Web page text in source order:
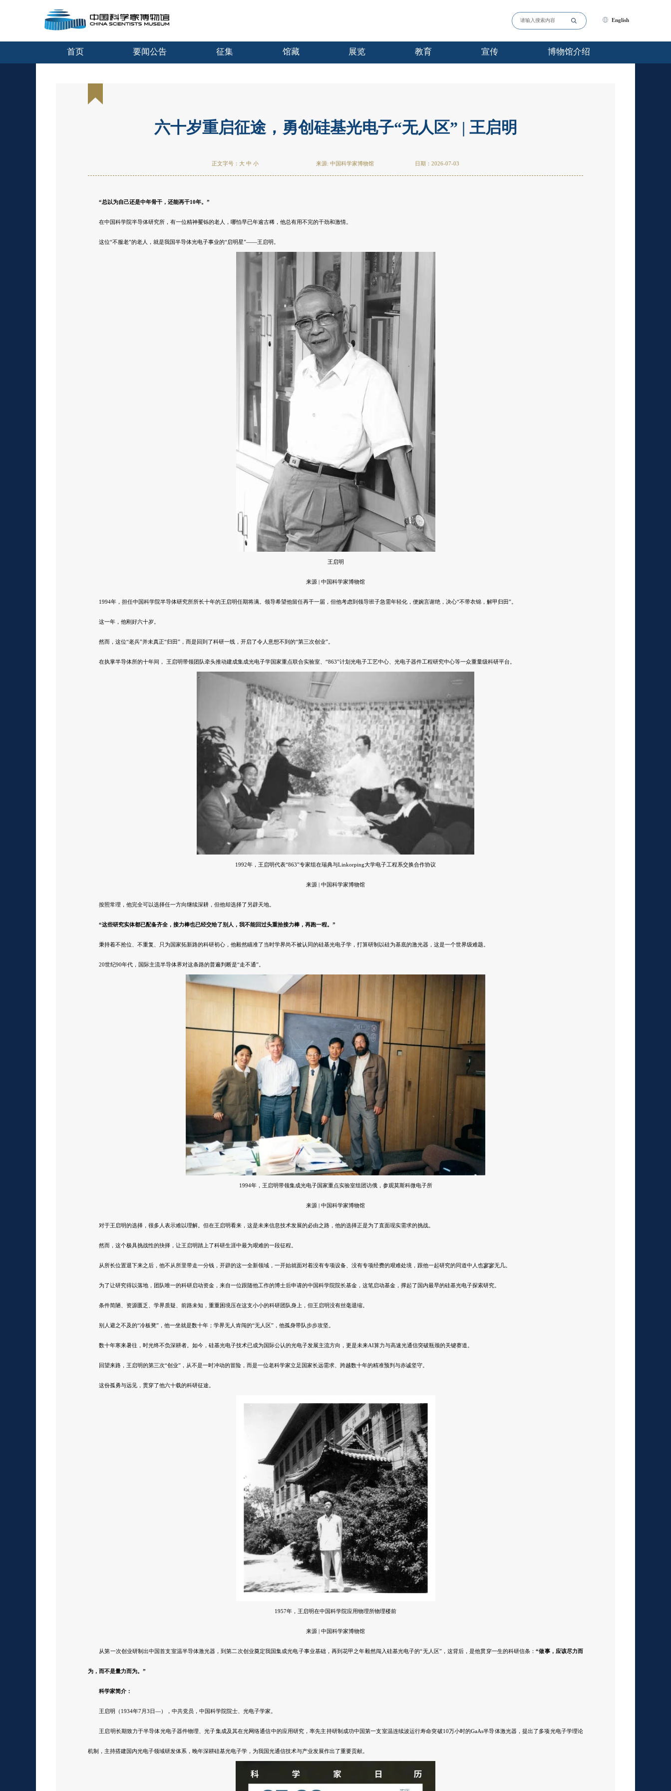
English
首页 要闻公告 征集 馆藏 展览 教育 宣传 博物馆介绍
六十岁重启征途，勇创硅基光电子“无人区” | 王启明
日期：2026-07-03
来源: 中国科学家博物馆
正文字号： 大 中 小
“总以为自己还是中年骨干，还能再干10年。”
在中国科学院半导体研究所，有一位精神矍铄的老人，哪怕早已年逾古稀，他总有用不完的干劲和激情。
这位“不服老”的老人，就是我国半导体光电子事业的“启明星”——王启明。
王启明
来源 | 中国科学家博物馆
1994年，担任中国科学院半导体研究所所长十年的王启明任期将满。领导希望他留任再干一届，但他考虑到领导班子急需年轻化，便婉言谢绝，决心“不带衣锦，解甲归田”。
这一年，他刚好六十岁。
然而，这位“老兵”并未真正“归田”，而是回到了科研一线，开启了令人意想不到的“第三次创业”。
在执掌半导体所的十年间， 王启明带领团队牵头推动建成集成光电子学国家重点联合实验室、“863”计划光电子工艺中心、光电子器件工程研究中心等一众重量级科研平台。
1992年，王启明代表“863”专家组在瑞典与Linkorping大学电子工程系交换合作协议
来源 | 中国科学家博物馆
按照常理，他完全可以选择任一方向继续深耕，但他却选择了另辟天地。
“这些研究实体都已配备齐全，接力棒也已经交给了别人，我不能回过头重拾接力棒，再跑一程。”
秉持着不抢位、不重复、只为国家拓新路的科研初心，他毅然瞄准了当时学界尚不被认同的硅基光电子学 ，打算研制以硅为基底的激光器，这是一个世界级难题。
20世纪90年代，国际主流半导体界对这条路的普遍判断是“走不通”。
1994年，王启明带领集成光电子国家重点实验室组团访俄，参观莫斯科微电子所
来源 | 中国科学家博物馆
对于王启明的选择，很多人表示难以理解。但在王启明看来，这是未来信息技术发展的必由之路，他的选择正是为了直面现实需求的挑战。
然而，这个极具挑战性的抉择，让王启明踏上了科研生涯中最为艰难的一段征程。
从所长位置退下来之后，他不从所里带走一分钱，开辟的这一全新领域，一开始就面对着没有专项设备、没有专项经费的艰难处境，跟他一起研究的同道中人也寥寥无几。
为了让研究得以落地，团队唯一的科研启动资金，来自一位跟随他工作的博士后申请的中国科学院院长基金，这笔启动基金，撑起了国内最早的硅基光电子探索研究。
条件简陋、资源匮乏、学界质疑、前路未知，重重困境压在这支小小的科研团队身上，但王启明没有丝毫退缩。
别人避之不及的“冷板凳”，他一坐就是数十年；学界无人肯闯的“无人区”，他孤身带队步步攻坚。
数十年寒来暑往，时光终不负深耕者。如今，硅基光电子技术已成为国际公认的光电子发展主流方向，更是未来AI算力与高速光通信突破瓶颈的关键赛道。
回望来路，王启明的第三次“创业”，从不是一时冲动的冒险，而是一位老科学家立足国家长远需求、跨越数十年的精准预判与赤诚坚守。
这份孤勇与远见，贯穿了他六十载的科研征途。
1957年，王启明在中国科学院应用物理所物理楼前
来源 | 中国科学家博物馆
从第一次创业研制出中国首支室温半导体激光器 ，到第二次创业奠定我国集成光电子事业基础，再到花甲之年毅然闯入硅基光电子的“无人区”，这背后，是他贯穿一生的科研信条：“做事，应该尽力而
为，而不是量力而为。”
科学家简介：
王启明（1934年7月3日—），中共党员，中国科学院院士、光电子学家。
王启明长期致力于半导体光电子器件物理、光子集成及其在光网络通信中的应用研究，率先主持研制成功中国第一支室温连续波运行寿命突破10万小时的GaAs半导体激光器，提出了多项光电子学理论
机制，主持搭建国内光电子领域研发体系，晚年深耕硅基光电子学，为我国光通信技术与产业发展作出了重要贡献。